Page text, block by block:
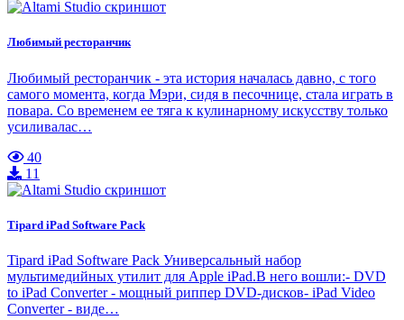
Любимый ресторанчик
Любимый ресторанчик - эта история началась давно, с того
самого момента, когда Мэри, сидя в песочнице, стала играть в
повара. Со временем ее тяга к кулинарному искусству только
усиливалас…
40
11
Tipard iPad Software Pack
Tipard iPad Software Pack Универсальный набор
мультимедийных утилит для Apple iPad.В него вошли:- DVD
to iPad Converter - мощный риппер DVD-дисков- iPad Video
Converter - виде…